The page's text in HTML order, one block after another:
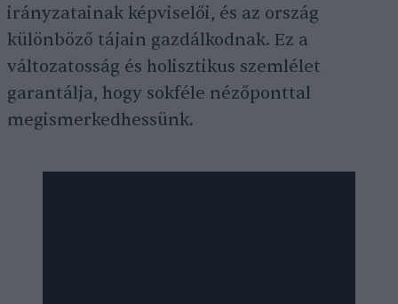
irányzatainak képviselői, és az ország
különböző tájain gazdálkodnak. Ez a
változatosság és holisztikus szemlélet
garantálja, hogy sokféle nézőponttal
megismerkedhessünk.